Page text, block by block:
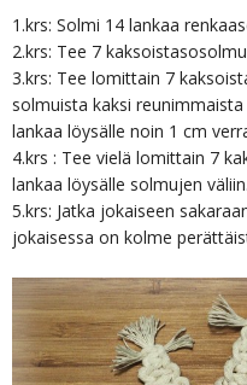
1.krs: Solmi 14 lankaa
2.krs: Tee 7
3.krs: Tee lomittain 7
solmuista kaksi
lankaa löysälle noin 1 cm
4.krs : Tee vielä lomittain 7
lankaa löysälle solmujen väliin.
5.krs: Jatka jokaiseen
jokaisessa on kolme